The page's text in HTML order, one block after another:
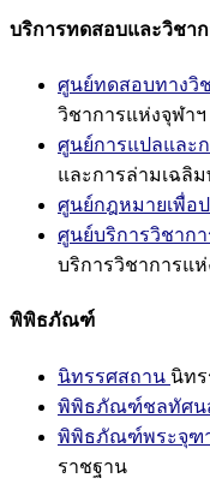
บริการทดสอบและวิชา
ศูนย์ทดสอบทางวิ
วิชาการแห่งจุฬาฯ
ศูนย์การแปลและ
และการล่ามเฉลิม
ศูนย์กฎหมายเพื่อ
ศูนย์บริการวิชาก
บริการวิชาการแ
พิพิธภัณฑ์
นิทรรศสถาน นิท
พิพิธภัณฑ์ชลทัศน
พิพิธภัณฑ์พระจุฑ
ราชฐาน